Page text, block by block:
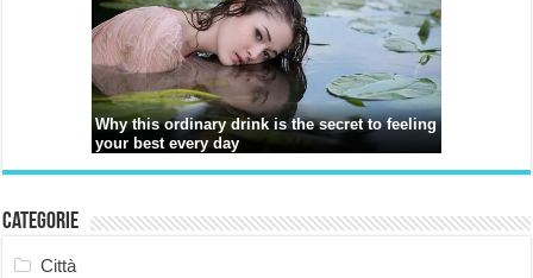
Categorie
Città